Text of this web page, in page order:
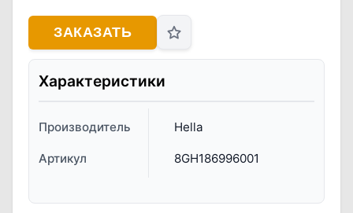
ЗАКАЗАТЬ
Характеристики
Производитель Hella
Артикул 8GH186996001